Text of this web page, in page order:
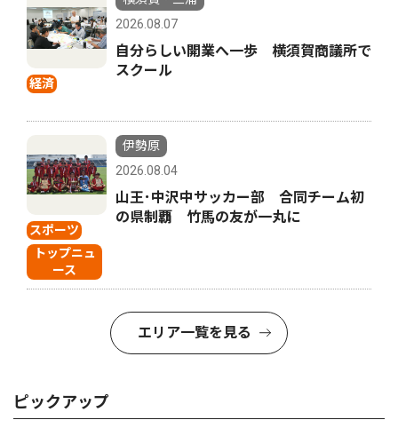
経済
2026.08.07
自分らしい開業へ一歩 横須賀商議所で
スクール
スポーツ
トップニュ
ース
伊勢原
2026.08.04
山王･中沢中サッカー部 合同チーム初
の県制覇 竹馬の友が一丸に
エリア一覧を見る
ピックアップ